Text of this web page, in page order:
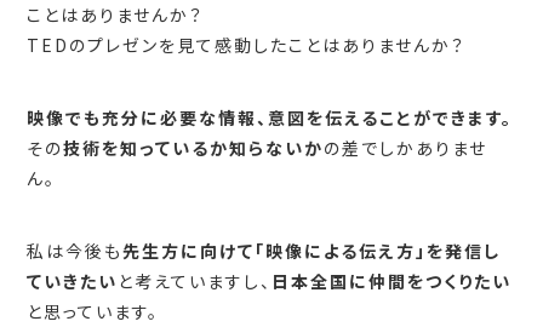
ことはありませんか？
TEDのプレゼンを見て感動したことはありませんか？
映像でも充分に必要な情報、意図を伝えることができます。
その技術を知っているか知らないかの差でしかありませ
ん。
私は今後も先生方に向けて「映像による伝え方」を発信し
ていきたい と考えていますし、 日本全国に仲間をつくりたい
と思っています。